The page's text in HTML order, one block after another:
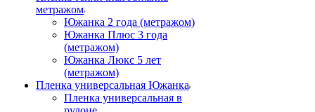
метражом
Южанка 2 года (метражом)
Южанка Плюс 3 года
(метражом)
Южанка Люкс 5 лет
(метражом)
Пленка универсальная Южанка
Пленка универсальная в